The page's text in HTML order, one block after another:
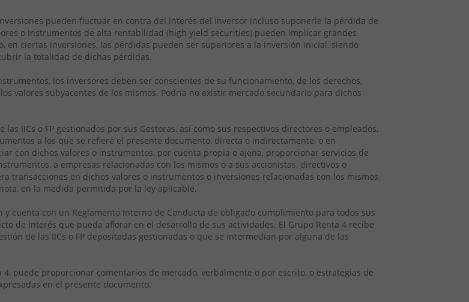
pueden fluctuar en contra del interés del inversor incluso suponerle la pérdida de
o instrumentos de alta rentabilidad (high yield securities) pueden implicar grandes
en ciertas inversiones, las pérdidas pueden ser superiores a la inversión inicial, siendo
la totalidad de dichas pérdidas.
los inversores deben ser conscientes de su funcionamiento, de los derechos,
valores subyacentes de los mismos. Podría no existir mercado secundario para dichos
IICs o FP gestionados por sus Gestoras, así como sus respectivos directores o empleados,
a los que se refiere el presente documento, directa o indirectamente, o en
con dichos valores o instrumentos, por cuenta propia o ajena, proporcionar servicios de
a empresas relacionadas con los mismos o a sus accionistas, directivos o
transacciones en dichos valores o instrumentos o inversiones relacionadas con los mismos,
en la medida permitida por la ley aplicable.
cuenta con un Reglamento Interno de Conducta de obligado cumplimiento para todos sus
de interés que pueda aflorar en el desarrollo de sus actividades. El Grupo Renta 4 recibe
de las IICs o FP depositadas gestionadas o que se intermedian por alguna de las
puede proporcionar comentarios de mercado, verbalmente o por escrito, o estrategias de
en el presente documento.